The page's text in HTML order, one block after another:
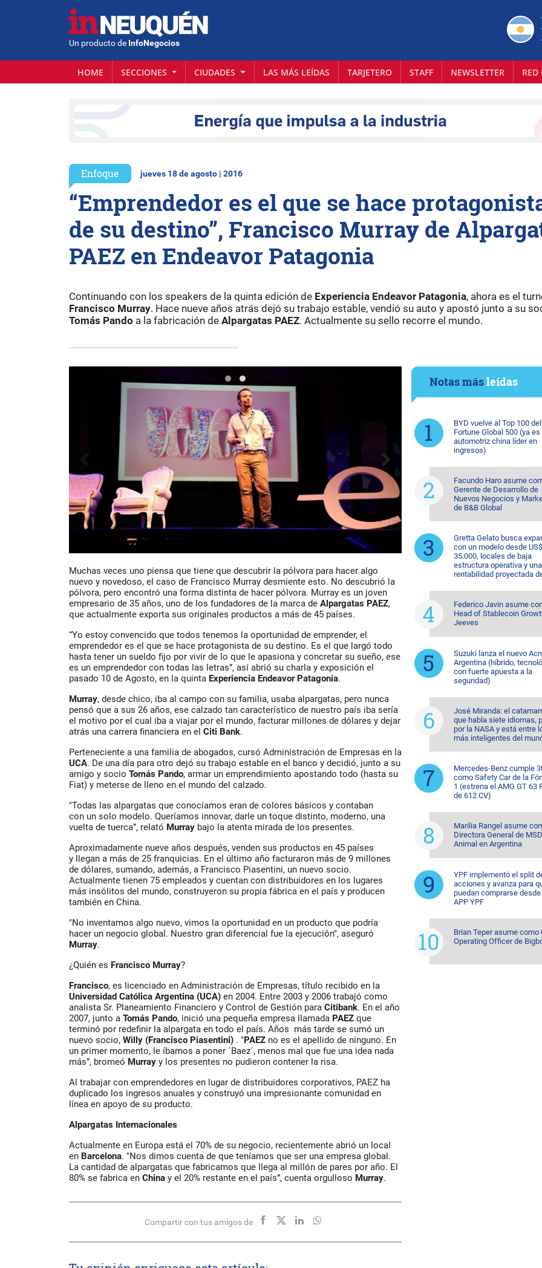
Un producto de InfoNegocios
HOME SECCIONES CIUDADES LAS MÁS LEÍDAS TARJETERO STAFF NEWSLETTER
Enfoque jueves 18 de agosto | 2016
“Emprendedor es el que se hace
de su destino”, Francisco Murray de
PAEZ en Endeavor Patagonia
Continuando con los speakers de la quinta edición de Experiencia Endeavor Patagonia, ahora es el
Francisco Murray. Hace nueve años atrás dejó su trabajo estable, vendió su auto y apostó junto a su
Tomás Pando a la fabricación de Alpargatas PAEZ. Actualmente su sello recorre el mundo.
Muchas veces uno piensa que tiene que descubrir la pólvora para hacer algo
nuevo y novedoso, el caso de Francisco Murray desmiente esto. No descubrió la
pólvora, pero encontró una forma distinta de hacer pólvora. Murray es un joven
empresario de 35 años, uno de los fundadores de la marca de Alpargatas PAEZ,
que actualmente exporta sus originales productos a más de 45 países.
“Yo estoy convencido que todos tenemos la oportunidad de emprender, el
emprendedor es el que se hace protagonista de su destino. Es el que largó todo
hasta tener un sueldo fijo por vivir de lo que le apasiona y concretar su sueño, ese
es un emprendedor con todas las letras”, así abrió su charla y exposición el
pasado 10 de Agosto, en la quinta Experiencia Endeavor Patagonia.
Murray, desde chico, iba al campo con su familia, usaba alpargatas, pero nunca
pensó que a sus 26 años, ese calzado tan característico de nuestro país iba sería
el motivo por el cual iba a viajar por el mundo, facturar millones de dólares y dejar
atrás una carrera financiera en el Citi Bank.
Perteneciente a una familia de abogados, cursó Administración de Empresas en la
UCA. De una día para otro dejó su trabajo estable en el banco y decidió, junto a su
amigo y socio Tomás Pando, armar un emprendimiento apostando todo (hasta su
Fiat) y meterse de lleno en el mundo del calzado.
"Todas las alpargatas que conocíamos eran de colores básicos y contaban
con un solo modelo. Queríamos innovar, darle un toque distinto, moderno, una
vuelta de tuerca”, relató Murray bajo la atenta mirada de los presentes.
Aproximadamente nueve años después, venden sus productos en 45 países
y llegan a más de 25 franquicias. En el último año facturaron más de 9 millones
de dólares, sumando, además, a Francisco Piasentini, un nuevo socio.
Actualmente tienen 75 empleados y cuentan con distribuidores en los lugares
más insólitos del mundo, construyeron su propia fábrica en el país y producen
también en China.
"No inventamos algo nuevo, vimos la oportunidad en un producto que podría
hacer un negocio global. Nuestro gran diferencial fue la ejecución", aseguró
Murray.
¿Quién es Francisco Murray?
Francisco, es licenciado en Administración de Empresas, título recibido en la
Universidad Católica Argentina (UCA) en 2004. Entre 2003 y 2006 trabajó como
analista Sr. Planeamiento Financiero y Control de Gestión para Citibank. En el año
2007, junto a Tomás Pando, inició una pequeña empresa llamada PAEZ que
terminó por redefinir la alpargata en todo el país. Años más tarde se sumó un
nuevo socio, Willy (Francisco Piasentini) . " PAEZ no es el apellido de ninguno. En
un primer momento, le íbamos a poner ´Baez´, menos mal que fue una idea nada
más”, bromeó Murray y los presentes no pudieron contener la risa.
Al trabajar con emprendedores en lugar de distribuidores corporativos, PAEZ ha
duplicado los ingresos anuales y construyó una impresionante comunidad en
línea en apoyo de su producto.
Alpargatas Internacionales
Actualmente en Europa está el 70% de su negocio, recientemente abrió un local
en Barcelona. "Nos dimos cuenta de que teníamos que ser una empresa global.
La cantidad de alpargatas que fabricamos que llega al millón de pares por año. El
80% se fabrica en China y el 20% restante en el país”, cuenta orgulloso Murray.
Compartir con tus amigos de
Notas másleídas
BYD vuelve al Top 100 del
Fortune Global 500 (ya es
automotriz china líder en
ingresos)
Facundo Haro asume
Gerente de Desarrollo de
Nuevos Negocios y
de B&B Global
Gretta Gelato busca
con un modelo desde US$
35.000, locales de baja
estructura operativa y una
rentabilidad proyectada
Federico Javin asume
Head of Stablecoin
Jeeves
Suzuki lanza el nuevo
Argentina (híbrido,
con fuerte apuesta a la
seguridad)
José Miranda: el
que habla siete idiomas,
por la NASA y está entre
más inteligentes del
Mercedes-Benz cumple
como Safety Car de la
1 (estrena el AMG GT 63
de 612 CV)
Marilia Rangel asume
Directora General de
Animal en Argentina
YPF implementó el split
acciones y avanza para
puedan comprarse desde
APP YPF
Brian Teper asume como
Operating Officer de